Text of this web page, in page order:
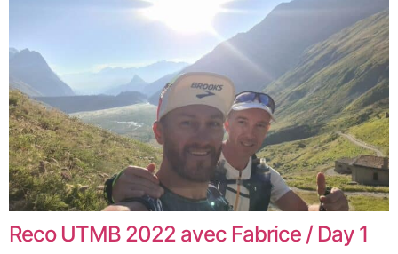
Reco UTMB 2022 avec Fabrice / Day 1